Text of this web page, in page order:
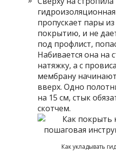
пропускает пары
покрытию, и не
под профлист,
Набивается она на
натяжку, а с
мембрану
вверх. Одно
на 15 см, стык
скотчем.
Как укладывать